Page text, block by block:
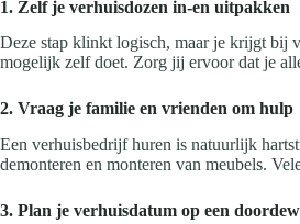
1. Zelf je verhuisdozen in-en uitpakken
Deze stap klinkt logisch, maar je krijgt bij
mogelijk zelf doet. Zorg jij ervoor dat je
2. Vraag je familie en vrienden om hulp
Een verhuisbedrijf huren is natuurlijk
demonteren en monteren van meubels.
3. Plan je verhuisdatum op een